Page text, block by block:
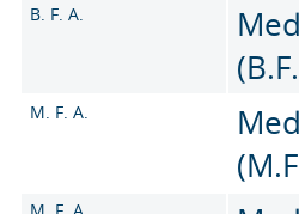
B. F. A.
M. F. A.